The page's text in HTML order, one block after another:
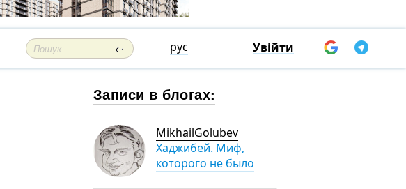
рус Увійти
Записи в блогах:
MikhailGolubev
Хаджибей. Миф,
которого не было